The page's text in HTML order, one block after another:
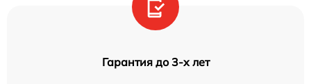
Гарантия до 3-х лет